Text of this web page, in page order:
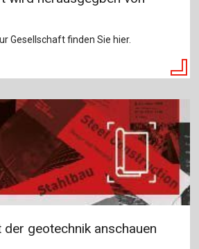
Gesellschaft finden Sie hier.
geotechnik anschauen